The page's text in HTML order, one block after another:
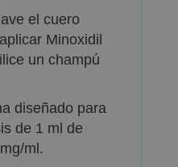
el cuero
Minoxidil
un champú
diseñado para
de 1 ml de
ml.